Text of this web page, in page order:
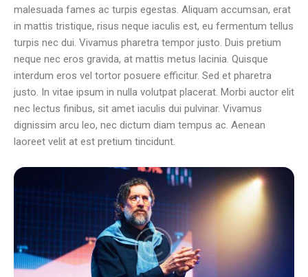
malesuada fames ac turpis egestas. Aliquam accumsan, erat
in mattis tristique, risus neque iaculis est, eu fermentum tellus
turpis nec dui. Vivamus pharetra tempor justo. Duis pretium
neque nec eros gravida, at mattis metus lacinia. Quisque
interdum eros vel tortor posuere efficitur. Sed et pharetra
justo. In vitae ipsum in nulla volutpat placerat. Morbi auctor elit
nec lectus finibus, sit amet iaculis dui pulvinar. Vivamus
dignissim arcu leo, nec dictum diam tempus ac. Aenean
laoreet velit at est pretium tincidunt.